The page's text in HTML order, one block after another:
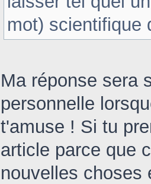
mot) scientifique
Ma réponse sera
personnelle
t'amuse ! Si tu
article parce que
nouvelles choses